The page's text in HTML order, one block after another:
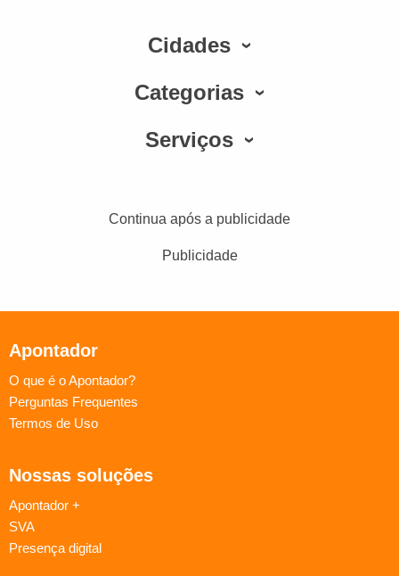
Cidades
Categorias
Serviços
Continua após a publicidade
Publicidade
Apontador
O que é o Apontador?
Perguntas Frequentes
Termos de Uso
Nossas soluções
Apontador +
SVA
Presença digital